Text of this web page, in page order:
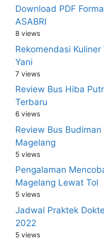
Download PDF
ASABRI
8 views
Rekomendasi
Yani
7 views
Review Bus Hiba
Terbaru
6 views
Review Bus
Magelang
5 views
Pengalaman
Magelang Lewat Tol
5 views
Jadwal Praktek
2022
5 views